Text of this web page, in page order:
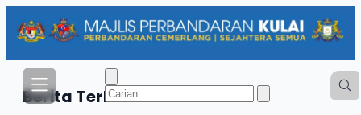
Berita Terkini